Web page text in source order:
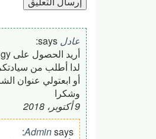
عادل says:
أريد الحصول على prilgy ولكن ليس لدي رصيد في البنك ولا بطاقة بنكية.
لدا أطلب من
أو ابعتولي عنوان
وشكرا
9 أكتوبر، 2018
Adminsays: